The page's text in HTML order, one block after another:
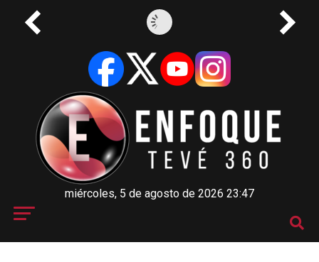
miércoles, 5 de agosto de 2026 23:47